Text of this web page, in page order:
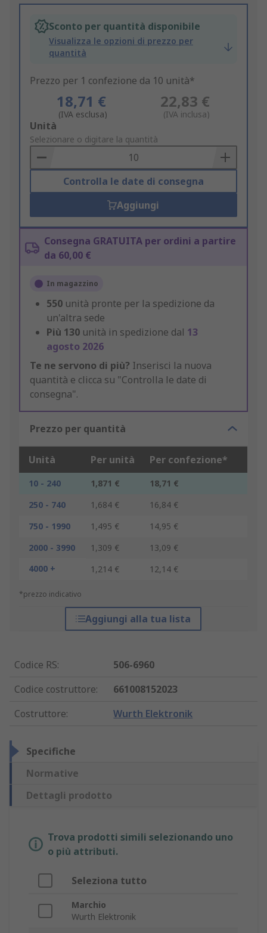
Sconto per quantità disponibile
Visualizza le opzioni di prezzo per
quantità
Prezzo per 1 confezione da 10 unità*
18,71 €
(IVA esclusa)
22,83 €
(IVA inclusa)
Add
to
Basket
Unità
Selezionare o digitare la quantità
Controlla le date di consegna
Aggiungi
Consegna GRATUITA per ordini a partire
da 60,00 €
In magazzino
550 unità pronte per la spedizione da
un'altra sede
Più 130 unità in spedizione dal 13
agosto 2026
Te ne servono di più? Inserisci la nuova
quantità e clicca su "Controlla le date di
consegna".
Prezzo per quantità
Unità Per unità Per confezione*
10 - 240 1,871 €
18,71 €
250 - 740
1,684 €
16,84 €
750 - 1990
1,495 €
14,95 €
2000 - 3990
1,309 €
13,09 €
4000 +
1,214 € 12,14 €
*prezzo indicativo
Aggiungi alla tua lista
Codice RS:
506-6960
Codice costruttore:
661008152023
Costruttore: Wurth Elektronik
Specifiche
Normative
Dettagli prodotto
Trova prodotti simili selezionando uno
o più attributi.
Seleziona tutto
Marchio
Wurth Elektronik